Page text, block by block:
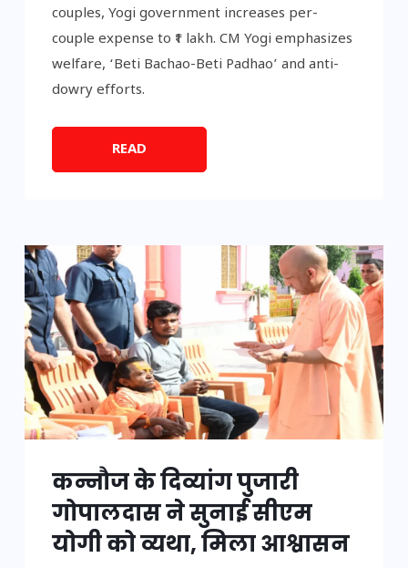
couples, Yogi government increases per-
couple expense to ₹1 lakh. CM Yogi emphasizes
welfare, ‘Beti Bachao-Beti Padhao’ and anti-
dowry efforts.
READ
कन्नौज के दिव्यांग पुजारी
गोपालदास ने सुनाई सीएम
योगी को व्यथा, मिला आश्वासन